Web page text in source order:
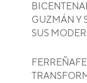
GUZMÁN Y
SUS